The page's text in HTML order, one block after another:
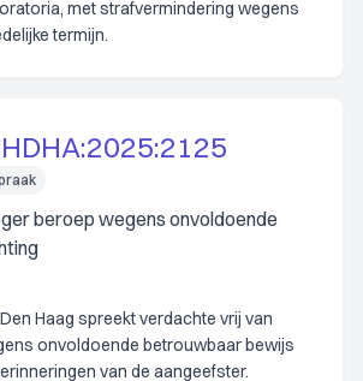
met strafvermindering wegens
termijn.
beroep wegens onvoldoende
Haag spreekt verdachte vrij van
onvoldoende betrouwbaar bewijs
van de aangeefster.